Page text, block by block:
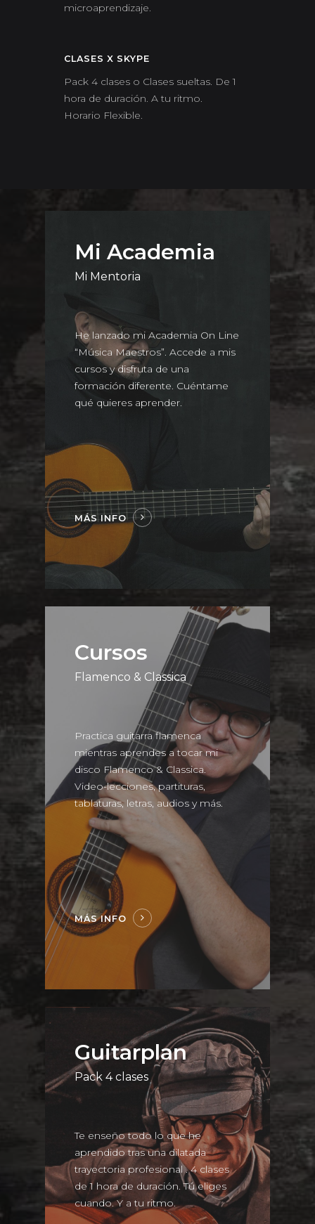
microaprendizaje.
CLASES X SKYPE
Pack 4 clases o Clases sueltas. De 1
hora de duración. A tu ritmo.
Horario Flexible.
Mi Academia
Mi Mentoria
He lanzado mi Academia On Line
“Música Maestros”. Accede a mis
cursos y disfruta de una
formación diferente. Cuéntame
qué quieres aprender.
MÁS INFO
Cursos
Flamenco & Classica
Practica guitarra flamenca
mientras aprendes a tocar mi
disco Flamenco & Classica.
Video-lecciones, partituras,
tablaturas, letras, audios y más.
MÁS INFO
Guitarplan
Pack 4 clases
Te enseño todo lo que he
aprendido tras una dilatada
trayectoria profesional . 4 clases
de 1 hora de duración. Tú eliges
cuando. Y a tu ritmo.